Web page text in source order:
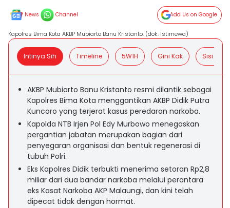
News Channel Add Us on Google
Kapolres Bima Kota AKBP Mubiarto Banu Kristanto. (dok. Istimewa)
Intinya Sih Timeline 5W1H Gini Kak Sisi
AKBP Mubiarto Banu Kristanto resmi dilantik sebagai
Kapolres Bima Kota menggantikan AKBP Didik Putra
Kuncoro yang terjerat kasus peredaran narkoba.
Kapolda NTB Irjen Pol Edy Murbowo menegaskan
pergantian jabatan merupakan bagian dari
penyegaran organisasi dan bentuk regenerasi di
tubuh Polri.
Eks Kapolres Didik terbukti menerima setoran Rp2,8
miliar dari dua bandar narkoba melalui perantara
eks Kasat Narkoba AKP Malaungi, dan kini telah
dipecat tidak dengan hormat.